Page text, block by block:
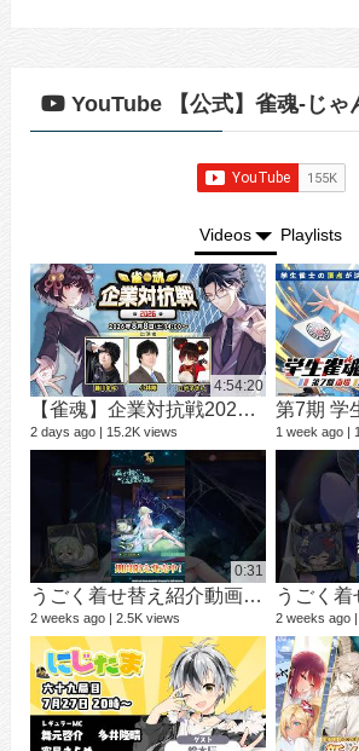
YouTube 【公式】雀魂-じゃ
Videos Playlists
4:54:20
【雀魂】企業対抗戦2026【予選】
2 days ago 15.2K views 1 week ago
0:31
うごく着せ替え紹介動画 ミラ #shorts
2 weeks ago 2.5K views 2 weeks ago